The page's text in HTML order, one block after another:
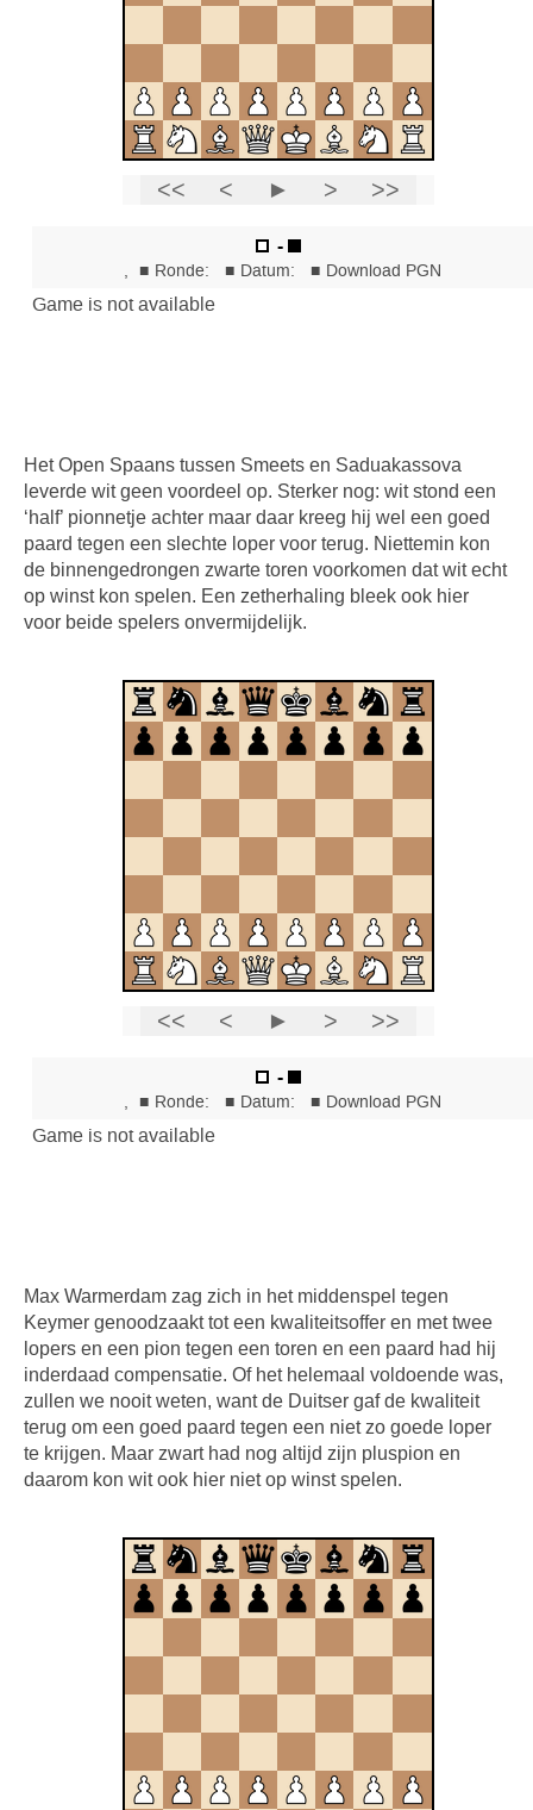
Het Open Spaans tussen Smeets en Saduakassova
leverde wit geen voordeel op. Sterker nog: wit stond een
‘half’ pionnetje achter maar daar kreeg hij wel een goed
paard tegen een slechte loper voor terug. Niettemin kon
de binnengedrongen zwarte toren voorkomen dat wit echt
op winst kon spelen. Een zetherhaling bleek ook hier
voor beide spelers onvermijdelijk.
Max Warmerdam zag zich in het middenspel tegen
Keymer genoodzaakt tot een kwaliteitsoffer en met twee
lopers en een pion tegen een toren en een paard had hij
inderdaad compensatie. Of het helemaal voldoende was,
zullen we nooit weten, want de Duitser gaf de kwaliteit
terug om een goed paard tegen een niet zo goede loper
te krijgen. Maar zwart had nog altijd zijn pluspion en
daarom kon wit ook hier niet op winst spelen.